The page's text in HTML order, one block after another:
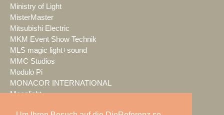
Ministry of Light
MisterMaster
Mitsubishi Electric
MKM Event Show Technik
MLS magic light+sound
MMC Studios
Modulo Pi
MONACOR INTERNATIONAL
Moonlight